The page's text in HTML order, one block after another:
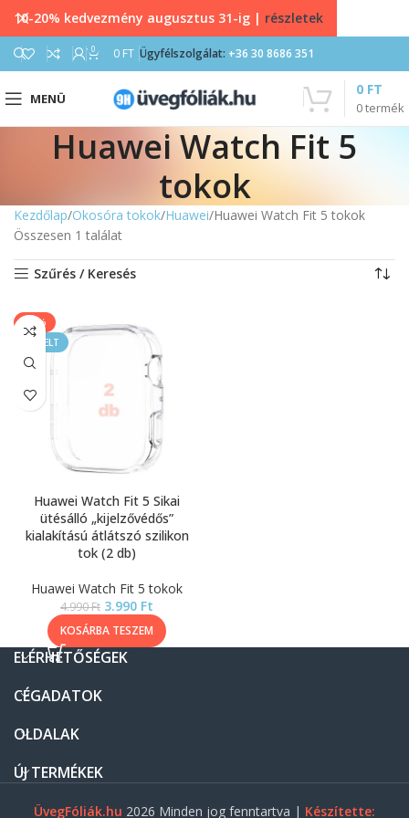
0 0 FT Ügyfélszolgálat: +36 30 8686 351
MENÜ
0termék
0 FT
Huawei Watch Fit 5
tokok
Kezdőlap Okosóra tokok Huawei Huawei Watch Fit 5 tokok
Összesen 1 találat
Szűrés / Keresés
-20%
KIEMELT
Huawei Watch Fit 5 Sikai
ütésálló „kijelzővédős”
kialakítású átlátszó szilikon
tok (2 db)
Huawei Watch Fit 5 tokok
4.990Ft 3.990 Ft
KOSÁRBA TESZEM
ELÉRHETŐSÉGEK
CÉGADATOK
OLDALAK
ÚJ TERMÉKEK
ÜvegFóliák.hu 2026 Minden jog fenntartva | Készítette:
10-20% kedvezmény augusztus 31-ig | részletek